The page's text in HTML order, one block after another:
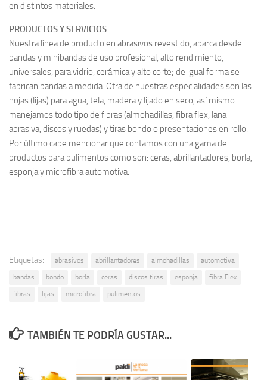
en distintos materiales.
PRODUCTOS Y SERVICIOS
Nuestra línea de producto en abrasivos revestido, abarca desde
bandas y minibandas de uso profesional, alto rendimiento,
universales, para vidrio, cerámica y alto corte; de igual forma se
fabrican bandas a medida. Otra de nuestras especialidades son las
hojas (lijas) para agua, tela, madera y lijado en seco, así mismo
manejamos todo tipo de fibras (almohadillas, fibra flex, lana
abrasiva, discos y ruedas) y tiras bondo o presentaciones en rollo.
Por último cabe mencionar que contamos con una gama de
productos para pulimentos como son: ceras, abrillantadores, borla,
esponja y microfibra automotiva.
Etiquetas: abrasivos abrillantadores almohadillas
automotiva
bandas
bondo borla ceras discos tiras esponja
fibra Flex
fibras
lijas microfibra pulimentos
TAMBIÉN TE PODRÍA GUSTAR...